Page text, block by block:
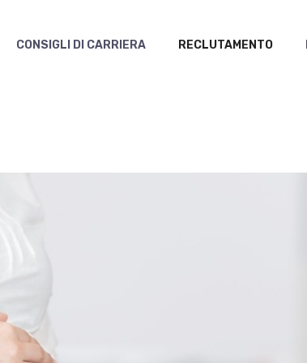
CONSIGLI DI CARRIERA RECLUTAMENTO